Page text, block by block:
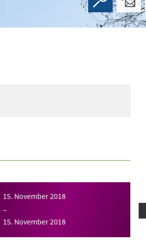
15. November 2018
–
15. November 2018